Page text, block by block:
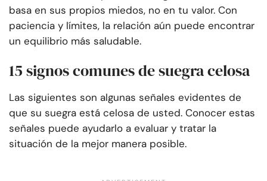
basa en sus propios miedos, no en tu valor. Con
paciencia y límites, la relación aún puede encontrar
un equilibrio más saludable.
15 signos comunes de suegra celosa
Las siguientes son algunas señales evidentes de
que su suegra está celosa de usted. Conocer estas
señales puede ayudarlo a evaluar y tratar la
situación de la mejor manera posible.